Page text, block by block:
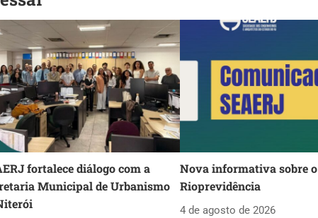
fortalece diálogo com a
Municipal de Urbanismo
Nova informativa sobre o
Rioprevidência
4 de agosto de 2026